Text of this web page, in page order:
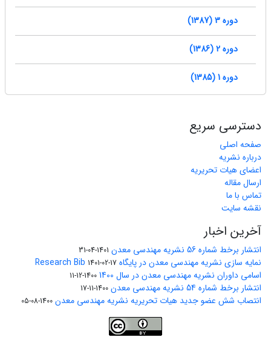
دوره 3 (1387)
دوره 2 (1386)
دوره 1 (1385)
دسترسی سریع
صفحه اصلی
درباره نشریه
اعضای هیات تحریریه
ارسال مقاله
تماس با ما
نقشه سایت
آخرین اخبار
انتشار برخط شماره 56 نشریه مهندسی معدن 1401-04-31
نمایه سازی نشریه مهندسی معدن در پایگاه Research Bib 1401-02-17
اسامی داوران نشریه مهندسی معدن در سال 1400 1400-12-11
انتشار برخط شماره 54 نشریه مهندسی معدن 1400-11-17
انتصاب شش عضو جدید هیات تحریریه نشریه مهندسی معدن 1400-08-05